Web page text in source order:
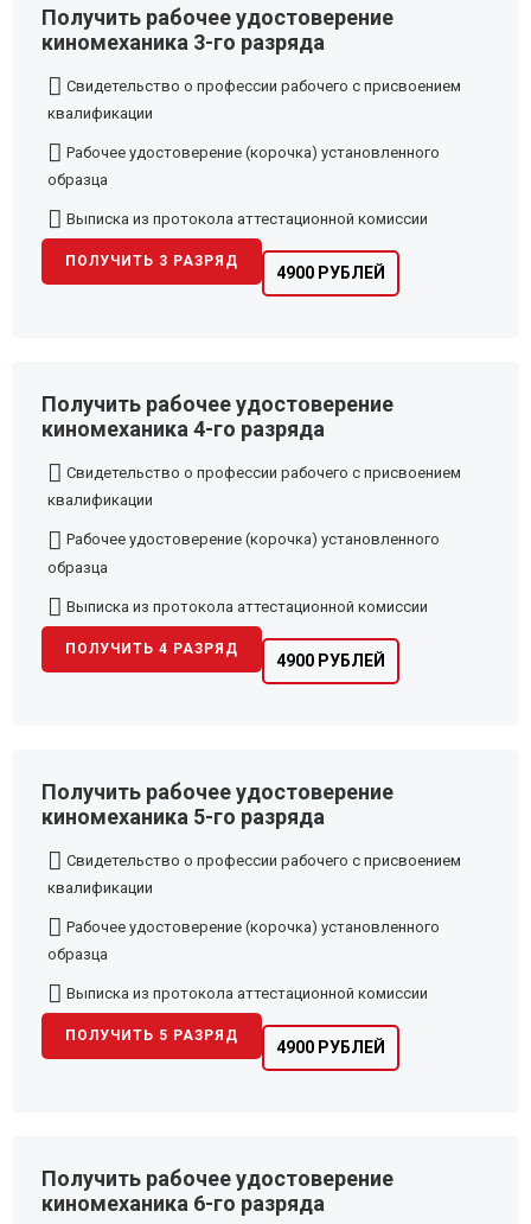
Получить рабочее удостоверение
киномеханика 3-го разряда
Свидетельство о профессии рабочего с присвоением
квалификации
Рабочее удостоверение (корочка) установленного
образца
Выписка из протокола аттестационной комиссии
4900 РУБЛЕЙ
ПОЛУЧИТЬ 3 РАЗРЯД
Получить рабочее удостоверение
киномеханика 4-го разряда
Свидетельство о профессии рабочего с присвоением
квалификации
Рабочее удостоверение (корочка) установленного
образца
Выписка из протокола аттестационной комиссии
4900 РУБЛЕЙ
ПОЛУЧИТЬ 4 РАЗРЯД
Получить рабочее удостоверение
киномеханика 5-го разряда
Свидетельство о профессии рабочего с присвоением
квалификации
Рабочее удостоверение (корочка) установленного
образца
Выписка из протокола аттестационной комиссии
4900 РУБЛЕЙ
ПОЛУЧИТЬ 5 РАЗРЯД
Получить рабочее удостоверение
киномеханика 6-го разряда